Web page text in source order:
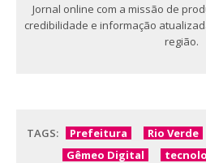
Jornal online com a missão de
credibilidade e informação
região.
TAGS: Prefeitura Rio Verde
Gêmeo Digital